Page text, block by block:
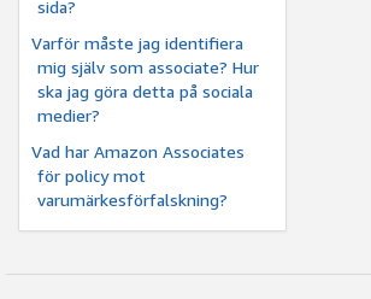
sida?
Varför måste jag identifiera
mig själv som associate? Hur
ska jag göra detta på sociala
medier?
Vad har Amazon Associates
för policy mot
varumärkesförfalskning?